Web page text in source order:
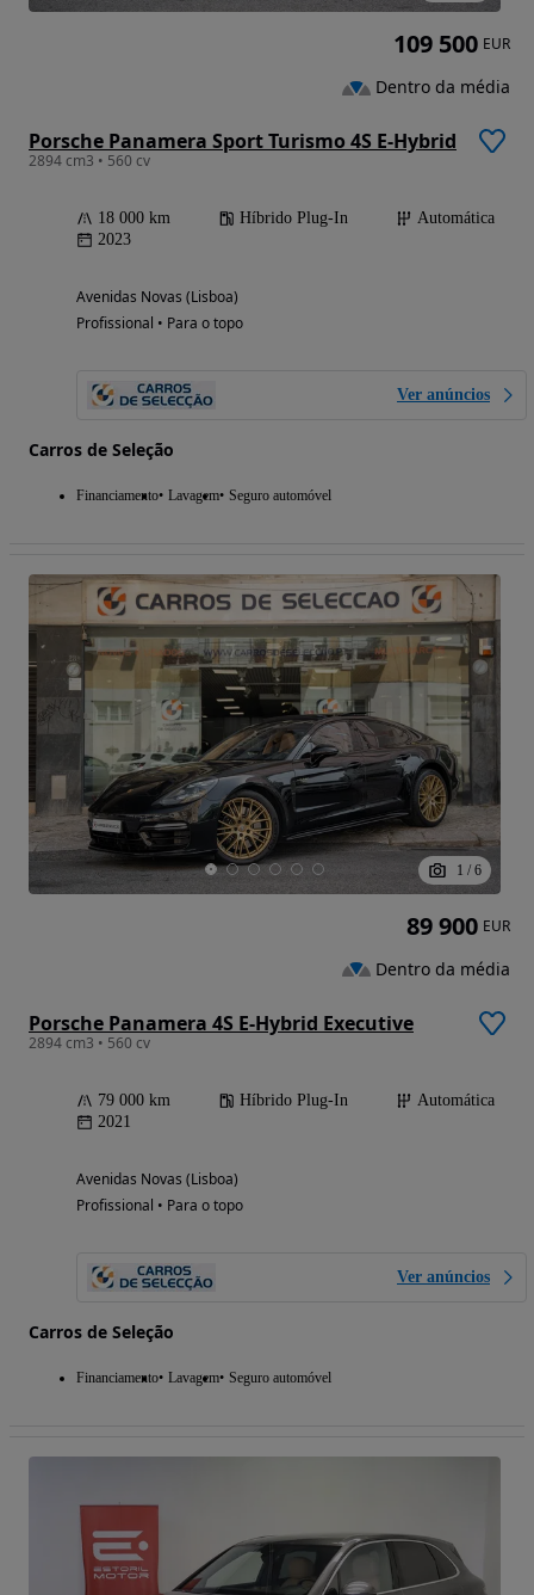
Porsche Panamera Sport Turismo 4S E-Hybrid
2894 cm3 • 560 cv
18 000 km Híbrido Plug-In
Automática
2023
Avenidas Novas (Lisboa)
Profissional • Para o topo
Ver anúncios
Carros de Seleção
Financiamento Lavagem Seguro automóvel
109 500 EUR
Dentro da média
1 / 6
Porsche Panamera 4S E-Hybrid Executive
2894 cm3 • 560 cv
79 000 km Híbrido Plug-In
Automática
2021
Avenidas Novas (Lisboa)
Profissional • Para o topo
Ver anúncios
Carros de Seleção
Financiamento Lavagem Seguro automóvel
89 900 EUR
Dentro da média